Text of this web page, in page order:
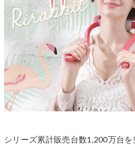
シリーズ累計販売台数1,200万台